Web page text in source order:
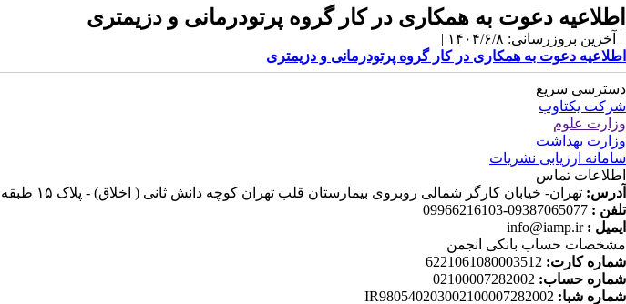
اطلاعیه دعوت به همکاری در کار گروه پرتودرمانی و دزیمتری
| آخرین بروزرسانی: ۱۴۰۴/۶/۸ |
اطلاعیه دعوت به همکاری در کار گروه پرتودرمانی و دزیمتری
دسترسی سریع
شرکت یکتاوب
وزارت علوم
وزارت بهداشت
سامانه ارزیابی نشریات
اطلاعات تماس
آدرس: تهران- خیابان کارگر شمالی روبروی بیمارستان قلب تهران کوچه دانش ثانی ( اخلاق) - پلاک ۱۵ طبقه ۲
تلفن : 09387065077-09966216103
ایمیل :info@iamp.ir
مشخصات حساب بانکی انجمن
شماره کارت: 6221061080003512
شماره حساب: 02100007282002
شماره شبا: IR980540203002100007282002